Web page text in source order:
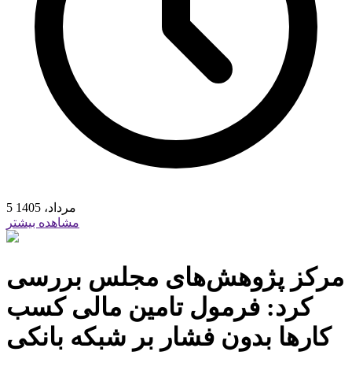
5 مرداد، 1405
مشاهده بیشتر
مرکز پژوهش‌های مجلس بررسی
کرد: فرمول تامین مالی کسب
کارها بدون فشار بر شبکه بانکی